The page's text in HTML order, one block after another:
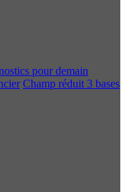
pour demain
Champ réduit 3 bases